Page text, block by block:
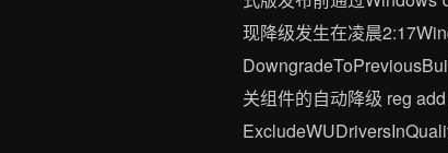
现降级发生在凌晨
关组件的自动降级 reg